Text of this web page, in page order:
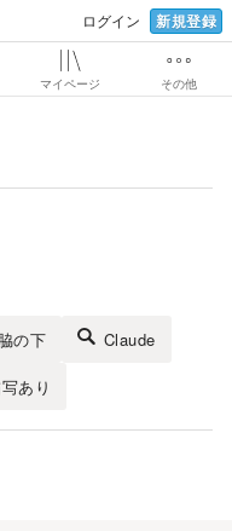
ログイン 新規登録
マイページ その他
脇の下 Claude
あり